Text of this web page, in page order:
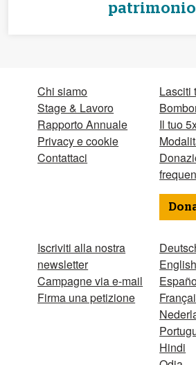
Chi siamo
Stage & Lavoro
Rapporto Annuale
Privacy e cookie
Contattaci
Iscriviti alla nostra
newsletter
Campagne via e-mail
Firma una petizione
Lasciti
Il tuo
English
Hindi